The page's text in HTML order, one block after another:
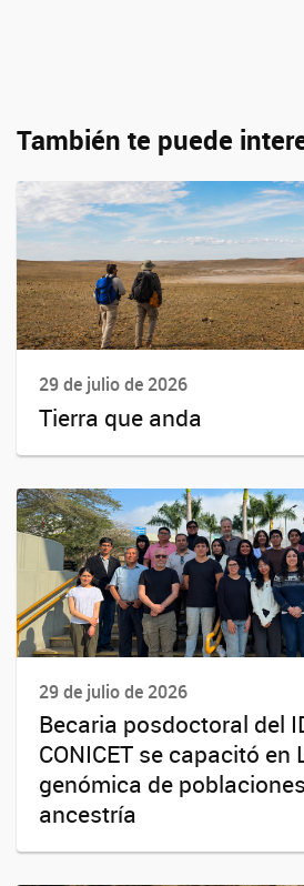
También te puede
29 de julio de 2026
Tierra que anda
29 de julio de 2026
Becaria posdoctoral del
CONICET se capacitó en
genómica de
ancestría